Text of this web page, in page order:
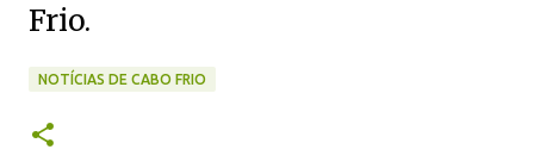
Frio.
NOTÍCIAS DE CABO FRIO